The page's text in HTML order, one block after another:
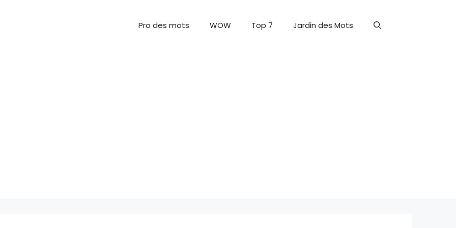
Pro des mots WOW Top 7 Jardin des Mots